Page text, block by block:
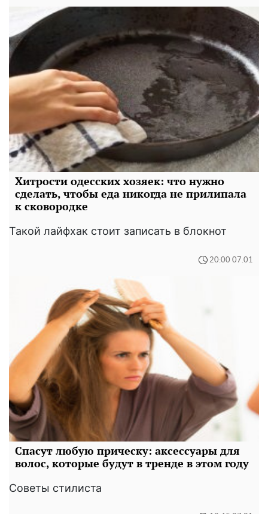
Хитрости одесских хозяек: что нужно
сделать, чтобы еда никогда не прилипала
к сковородке
Такой лайфхак стоит записать в блокнот
20:00 07.01
Спасут любую прическу: аксессуары для
волос, которые будут в тренде в этом году
Советы стилиста